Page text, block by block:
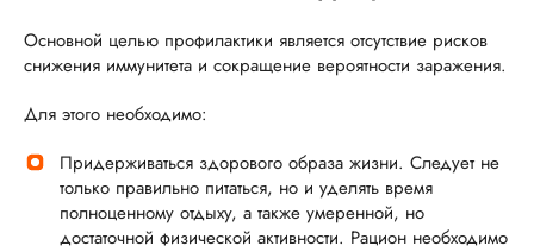
Основной целью профилактики является отсутствие рисков
снижения иммунитета и сокращение вероятности заражения.
Для этого необходимо:
Придерживаться здорового образа жизни. Следует не
только правильно питаться, но и уделять время
полноценному отдыху, а также умеренной, но
достаточной физической активности. Рацион необходимо